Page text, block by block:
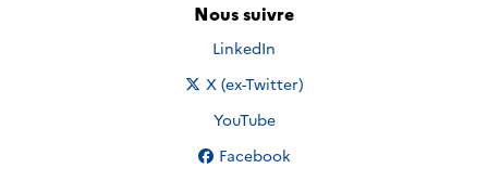
Nous suivre
Nous suivre sur
LinkedIn
Nous suivre sur
X (ex-Twitter)
Nous suivre sur
YouTube
Nous suivre sur
Facebook